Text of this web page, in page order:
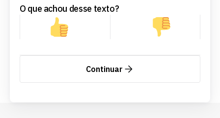
O que achou desse texto?
Continuar